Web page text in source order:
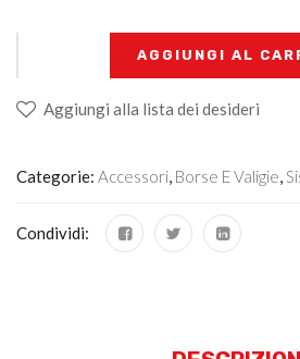
AGGIUNGI AL
Aggiungi alla lista dei desideri
Categorie: Accessori, Borse E Valigie,
Condividi: